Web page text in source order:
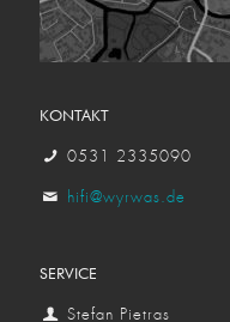
KONTAKT
0531 2335090
hifi@wyrwas.de
SERVICE
Stefan Pietras